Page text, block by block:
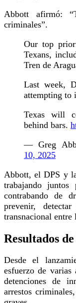
Abbott afirmó:
criminales”.
Our top
Texans,
Tren de
Last week,
attempting to
Texas will
behind bars.
— Greg
10, 2025
Abbott, el DPS y
trabajando juntos
contrabando de
prevenir,
transnacional entre
Resultados
Desde el
esfuerzo de varias
detenciones de
arrestos